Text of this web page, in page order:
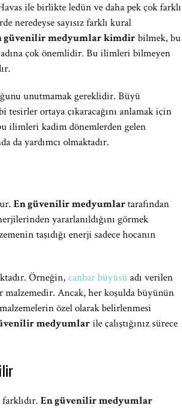
ile birlikte ledün ve daha pek çok farklı
neredeyse sayısız farklı kural
güvenilir medyumlar kimdirbilmek, bu
çok önemlidir. Bu ilimleri bilmeyen
unutmamak gereklidir. Büyü
ortaya çıkaracağını anlamak için
ilimleri kadim dönemlerden gelen
da yardımcı olmaktadır.
En güvenilir medyumlartarafından
yararlanıldığını görmek
taşıdığı enerji sadece hocanın
Örneğin,canbar büyüsü adı verilen
malzemedir. Ancak, her koşulda büyünün
özel olarak belirlenmesi
medyumlarile çalıştığınız sürece
En güvenilir medyumlar